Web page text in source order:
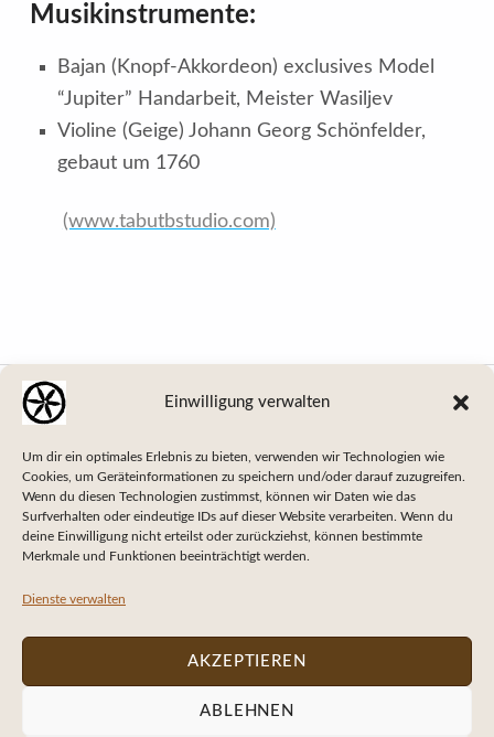
Einwilligung verwalten
Um dir ein optimales Erlebnis zu bieten, verwenden wir Technologien wie
Cookies, um Geräteinformationen zu speichern und/oder darauf zuzugreifen.
Wenn du diesen Technologien zustimmst, können wir Daten wie das
Surfverhalten oder eindeutige IDs auf dieser Website verarbeiten. Wenn du
deine Einwilligung nicht erteilst oder zurückziehst, können bestimmte
Merkmale und Funktionen beeinträchtigt werden.
Dienste verwalten
AKZEPTIEREN
ABLEHNEN
Musikinstrumente:
Bajan (Knopf-Akkordeon) exclusives Model
“Jupiter” Handarbeit, Meister Wasiljev
Violine (Geige) Johann Georg Schönfelder,
gebaut um 1760
(www.tabutbstudio.com)
Beitragsnavigation
VORHERIGER BEITRAG
NÄCHSTER BEITRAG